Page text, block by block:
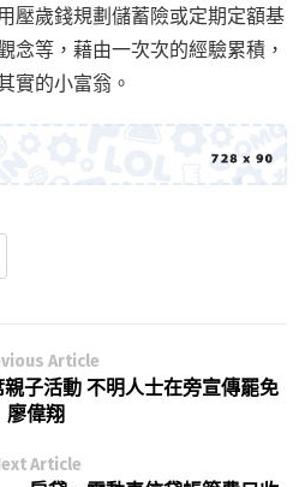
壓歲錢規劃儲蓄險或定期定額基
念等，藉由一次次的經驗累積，
實的小富翁。
Article
子活動 不明人士在旁宣傳罷免
廖偉翔
Article